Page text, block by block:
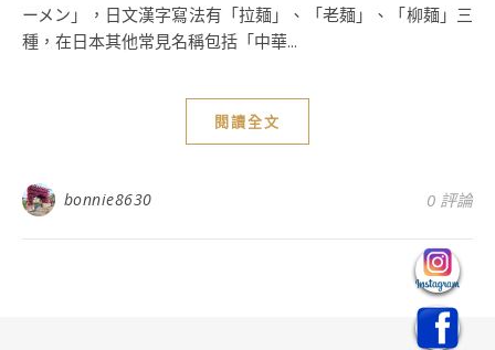
ーメン」，日文漢字寫法有「拉麺」、「老麺」、「柳麺」三
種，在日本其他常見名稱包括「中華...
閱讀全文
bonnie8630 0 評論